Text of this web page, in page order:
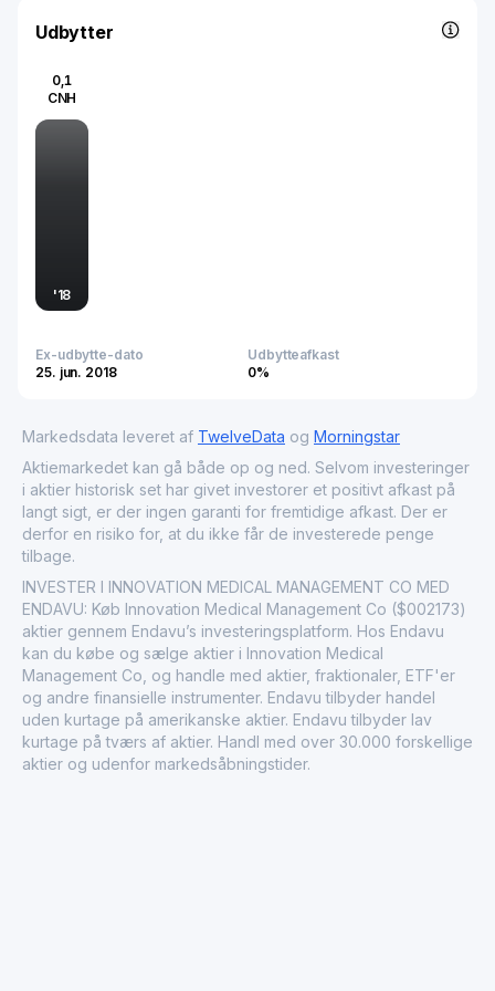
Co., Ltd. plays a significant role due to its focus on growth
and development in the healthcare technology domain. Its
analysts who study the medical advancement trends and
the growing demand for healthcare innovation, reflecting
its importance in contributing to a healthier society.
Udbytter
0,1
CNH
'18
Ex-udbytte-dato
25. jun. 2018
Udbytteafkast
0%
Markedsdata leveret af TwelveData og Morningstar
Aktiemarkedet kan gå både op og ned. Selvom investeringer
i aktier historisk set har givet investorer et positivt afkast på
langt sigt, er der ingen garanti for fremtidige afkast. Der er
derfor en risiko for, at du ikke får de investerede penge
tilbage.
INVESTER I INNOVATION MEDICAL MANAGEMENT CO MED
ENDAVU: Køb Innovation Medical Management Co ($002173)
aktier gennem Endavu’s investeringsplatform. Hos Endavu
kan du købe og sælge aktier i Innovation Medical
Management Co, og handle med aktier, fraktionaler, ETF'er
og andre finansielle instrumenter. Endavu tilbyder handel
uden kurtage på amerikanske aktier. Endavu tilbyder lav
kurtage på tværs af aktier. Handl med over 30.000 forskellige
aktier og udenfor markedsåbningstider.